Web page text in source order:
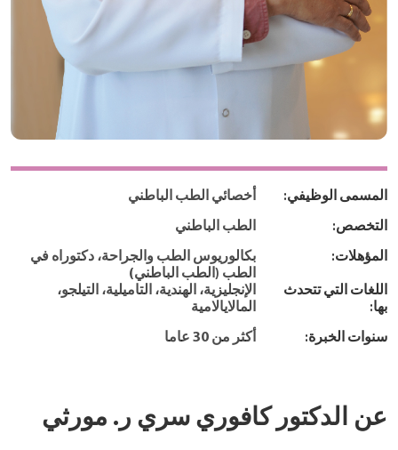
المسمى الوظيفي: أخصائي الطب الباطني
التخصص: الطب الباطني
المؤهلات:
بكالوريوس الطب والجراحة، دكتوراه في
الطب (الطب الباطني)
اللغات التي تتحدث
بها:
الإنجليزية، الهندية، التاميلية، التيلجو،
المالايالامية
سنوات الخبرة: أكثر من 30 عاما
عن الدكتور كافوري سري ر. مورثي